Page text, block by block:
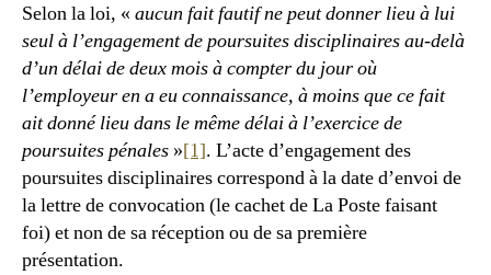
Selon la loi, « aucun fait fautif ne peut donner lieu à lui
seul à l’engagement de poursuites disciplinaires au-delà
d’un délai de deux mois à compter du jour où
l’employeur en a eu connaissance, à moins que ce fait
ait donné lieu dans le même délai à l’exercice de
poursuites pénales »[1]. L’acte d’engagement des
poursuites disciplinaires correspond à la date d’envoi de
la lettre de convocation (le cachet de La Poste faisant
foi) et non de sa réception ou de sa première
présentation.